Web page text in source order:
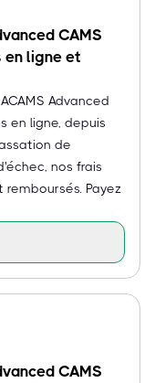
CAMS
en ligne et
Advanced
en ligne, depuis
de
nos frais
Payez
CAMS